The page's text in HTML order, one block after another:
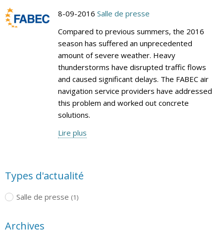
8-09-2016 Salle de presse
Compared to previous summers, the 2016
season has suffered an unprecedented
amount of severe weather. Heavy
thunderstorms have disrupted traffic flows
and caused significant delays. The FABEC air
navigation service providers have addressed
this problem and worked out concrete
solutions.
Lire plus
Types d'actualité
Salle de presse (1)
Archives